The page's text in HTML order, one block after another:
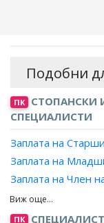
Подобни
ПК СТОПАНСКИ
СПЕЦИАЛИСТИ
Заплата на
Заплата на
Заплата на Член
Заплата на Старши
Заплата на
ПК